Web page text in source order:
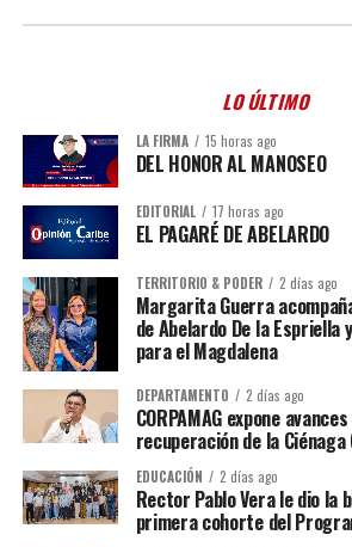
LO ÚLTIMO
LA FIRMA 15 horas ago
DEL HONOR AL MANOSEO
EDITORIAL 17 horas ago
EL PAGARÉ DE ABELARDO
TERRITORIO & PODER 2 días ago
Margarita Guerra
de Abelardo De la Espriella
para el Magdalena
DEPARTAMENTO 2 días ago
CORPAMAG expone
recuperación de la Ciénaga
EDUCACIÓN 2 días ago
Rector Pablo Vera le dio la
primera cohorte del